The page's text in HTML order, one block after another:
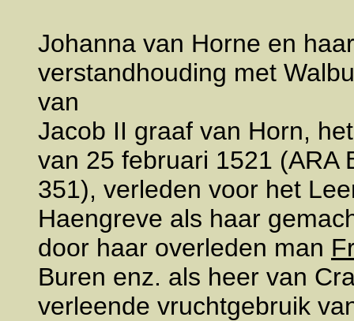
Johanna van Horne en
verstandhouding met
van
Jacob II graaf van Horn,
van 25 februari 1521 (ARA
351), verleden voor het
Haengreve als haar
door haar overleden man
Buren enz. als heer van
verleende vruchtgebruik